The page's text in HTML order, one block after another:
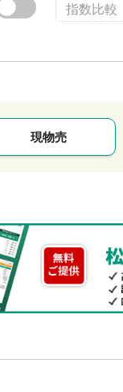
指数比較
現物売